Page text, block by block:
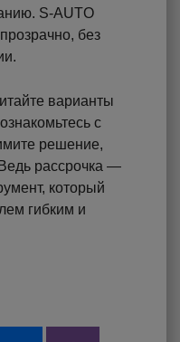
S-AUTO
без
варианты
с
решение,
рассрочка —
который
гибким и